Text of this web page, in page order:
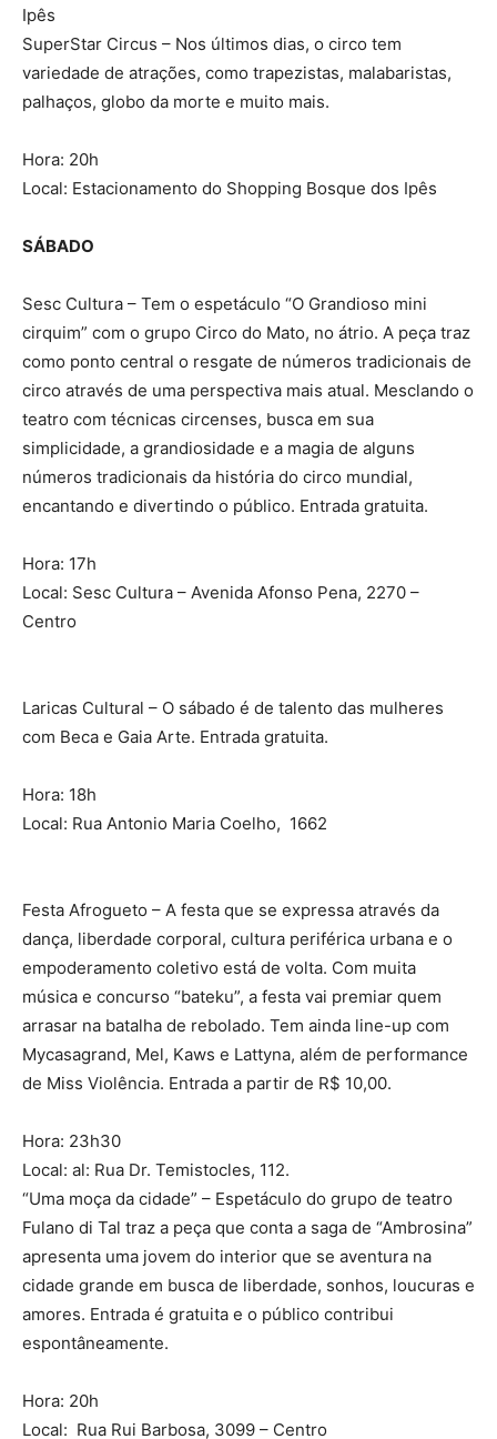
Ipês
SuperStar Circus – Nos últimos dias, o circo tem
variedade de atrações, como trapezistas, malabaristas,
palhaços, globo da morte e muito mais.
Hora: 20h
Local: Estacionamento do Shopping Bosque dos Ipês
SÁBADO
Sesc Cultura – Tem o espetáculo “O Grandioso mini
cirquim” com o grupo Circo do Mato, no átrio. A peça traz
como ponto central o resgate de números tradicionais de
circo através de uma perspectiva mais atual. Mesclando o
teatro com técnicas circenses, busca em sua
simplicidade, a grandiosidade e a magia de alguns
números tradicionais da história do circo mundial,
encantando e divertindo o público. Entrada gratuita.
Hora: 17h
Local: Sesc Cultura – Avenida Afonso Pena, 2270 –
Centro
Laricas Cultural – O sábado é de talento das mulheres
com Beca e Gaia Arte. Entrada gratuita.
Hora: 18h
Local: Rua Antonio Maria Coelho, 1662
Festa Afrogueto – A festa que se expressa através da
dança, liberdade corporal, cultura periférica urbana e o
empoderamento coletivo está de volta. Com muita
música e concurso “bateku”, a festa vai premiar quem
arrasar na batalha de rebolado. Tem ainda line-up com
Mycasagrand, Mel, Kaws e Lattyna, além de performance
de Miss Violência. Entrada a partir de R$ 10,00.
Hora: 23h30
Local: al: Rua Dr. Temistocles, 112.
“Uma moça da cidade” – Espetáculo do grupo de teatro
Fulano di Tal traz a peça que conta a saga de “Ambrosina”
apresenta uma jovem do interior que se aventura na
cidade grande em busca de liberdade, sonhos, loucuras e
amores. Entrada é gratuita e o público contribui
espontâneamente.
Hora: 20h
Local: Rua Rui Barbosa, 3099 – Centro